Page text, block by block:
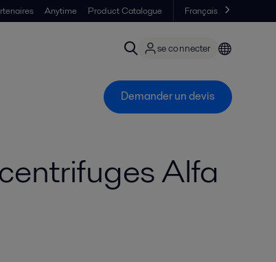
Anytime Product Catalogue Français
se connecter
Demander un devis
Alfa